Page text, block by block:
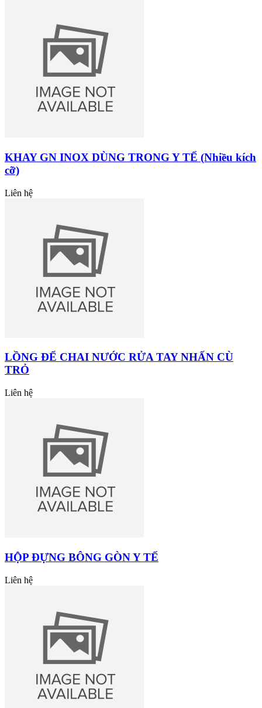
KHAY GN INOX DÙNG TRONG Y TẾ (Nhiều kích
cỡ)
Liên hệ
LỒNG ĐỂ CHAI NƯỚC RỬA TAY NHẤN CÙ
TRỎ
Liên hệ
HỘP ĐỰNG BÔNG GÒN Y TẾ
Liên hệ